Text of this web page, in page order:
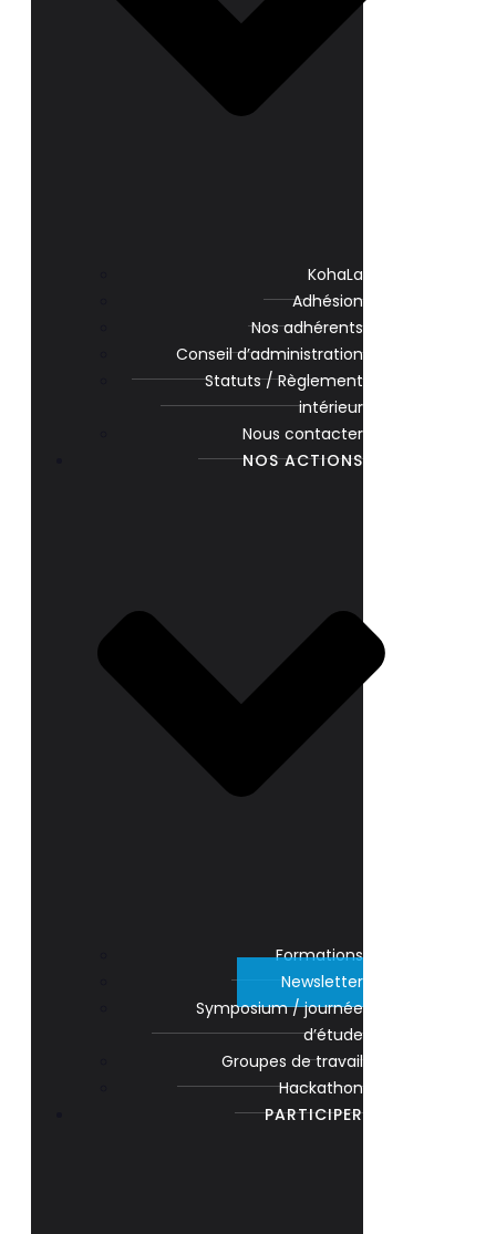
KohaLa
Adhésion
Nos adhérents
Conseil d’administration
Statuts / Règlement
intérieur
Nous contacter
NOS ACTIONS
Formations
Newsletter
Symposium / journée
d’étude
Groupes de travail
Hackathon
PARTICIPER